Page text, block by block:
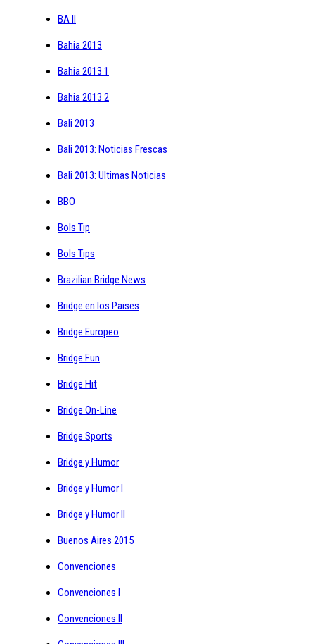
BA II
Bahia 2013
Bahia 2013 1
Bahia 2013 2
Bali 2013
Bali 2013: Noticias Frescas
Bali 2013: Ultimas Noticias
BBO
Bols Tip
Bols Tips
Brazilian Bridge News
Bridge en los Paises
Bridge Europeo
Bridge Fun
Bridge Hit
Bridge On-Line
Bridge Sports
Bridge y Humor
Bridge y Humor I
Bridge y Humor II
Buenos Aires 2015
Convenciones
Convenciones I
Convenciones II